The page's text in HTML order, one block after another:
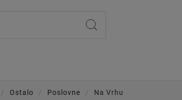
Ostalo Poslovne Na Vrhu